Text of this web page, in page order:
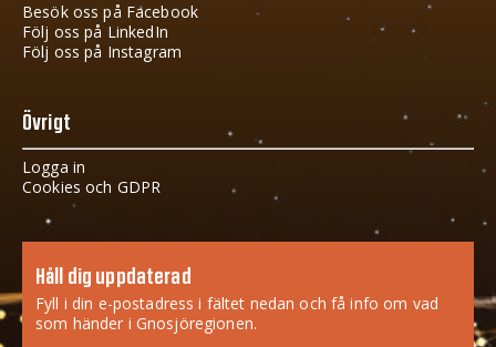
Besök oss på Facebook
Följ oss på LinkedIn
Följ oss på Instagram
Övrigt
Logga in
Cookies och GDPR
Håll dig uppdaterad
Fyll i din e-postadress i fältet nedan och få info om vad
som händer i Gnosjöregionen.